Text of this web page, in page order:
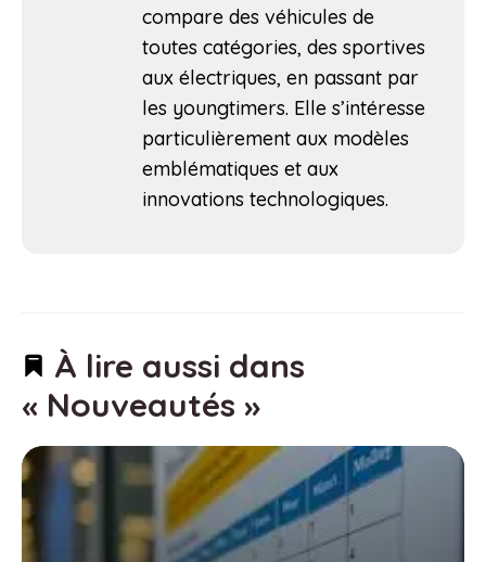
compare des véhicules de
toutes catégories, des sportives
aux électriques, en passant par
les youngtimers. Elle s’intéresse
particulièrement aux modèles
emblématiques et aux
innovations technologiques.
À lire aussi dans
« Nouveautés »